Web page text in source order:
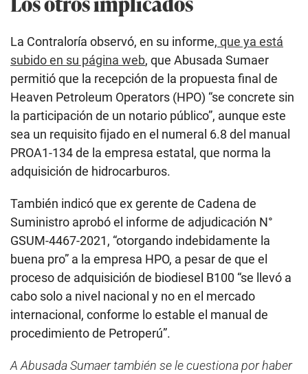
La Contraloría observó, en su informe, que ya está
subido en su página web, que Abusada Sumaer
permitió que la recepción de la propuesta final de
Heaven Petroleum Operators (HPO) “se concrete sin
la participación de un notario público”, aunque este
sea un requisito fijado en el numeral 6.8 del manual
PROA1-134 de la empresa estatal, que norma la
adquisición de hidrocarburos.
También indicó que ex gerente de Cadena de
Suministro aprobó el informe de adjudicación N°
GSUM-4467-2021, “otorgando indebidamente la
buena pro” a la empresa HPO, a pesar de que el
proceso de adquisición de biodiesel B100 “se llevó a
cabo solo a nivel nacional y no en el mercado
internacional, conforme lo estable el manual de
procedimiento de Petroperú”.
A Abusada Sumaer también se le cuestiona por haber